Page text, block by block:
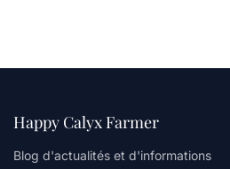
Happy Calyx Farmer
Blog d'actualités et d'informations